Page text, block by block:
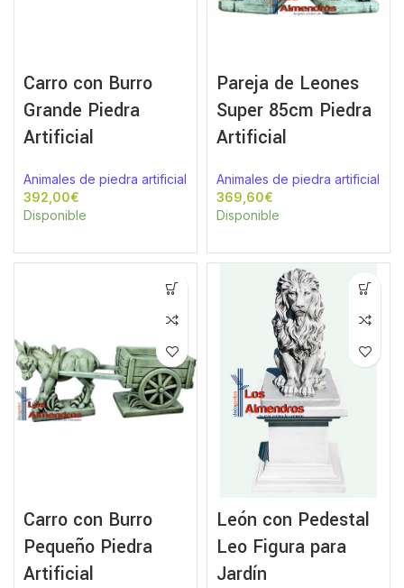
Carro con Burro
Grande Piedra
Artificial
Animales de piedra artificial
€
Disponible
Pareja de Leones
Super 85cm Piedra
Artificial
Animales de piedra artificial
€
Disponible
Carro con Burro
Pequeño Piedra
Artificial
León con Pedestal
Leo Figura para
Jardín